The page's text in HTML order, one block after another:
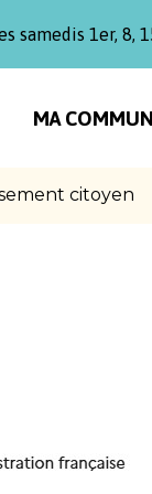
samedis 1er, 8,
MA
citoyen